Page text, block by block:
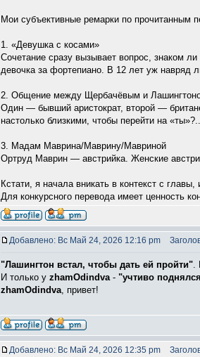
Мои субъективные ремарки по прочитанным
1. «Девушка с косами»
Сочетание сразу вызывает вопрос, знаком
девочка за фортепиано. В 12 лет уж навряд
2. Общение между Щербачёвым и
Один — бывший аристократ, второй —
настолько близкими, чтобы перейти на «ты»?..
3. Мадам Маврина/Маврину/Мавриной
Ортруд Маврин — австрийка. Женские
Кстати, я начала вникать в контекст с
Для конкурсного перевода имеет ценность
Добавлено: Вс Май 24, 2026 12:16 pm
"Лашингтон встал, чтобы дать ей пройти".
И только у zhamOdindva- "учтиво
zhamOdindva, привет!
Добавлено: Вс Май 24, 2026 12:35 pm